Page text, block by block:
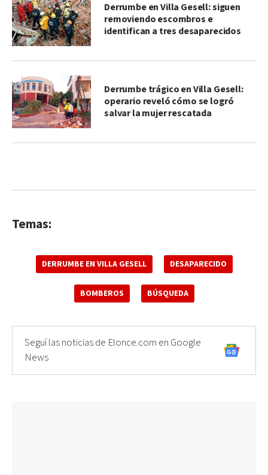
Derrumbe en Villa Gesell: siguen
removiendo escombros e
identifican a tres desaparecidos
Derrumbe trágico en Villa Gesell:
operario reveló cómo se logró
salvar la mujer rescatada
Temas:
DERRUMBE EN VILLA GESELL DESAPARECIDO
BOMBEROS BÚSQUEDA
Seguí las noticias de Elonce.com en Google
News